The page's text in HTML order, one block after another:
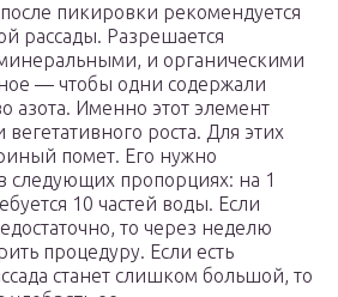
пикировки рекомендуется
рассады. Разрешается
минеральными, и органическими
— чтобы одни содержали
азота. Именно этот элемент
вегетативного роста. Для этих
помет. Его нужно
следующих пропорциях: на 1
10 частей воды. Если
то через неделю
процедуру. Если есть
станет слишком большой, то